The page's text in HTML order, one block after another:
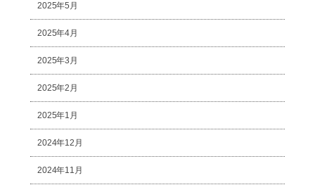
2025年5月
2025年4月
2025年3月
2025年2月
2025年1月
2024年12月
2024年11月